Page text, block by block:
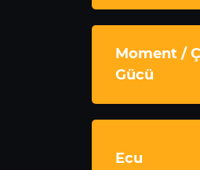
Moment /
Gücü
Ecu